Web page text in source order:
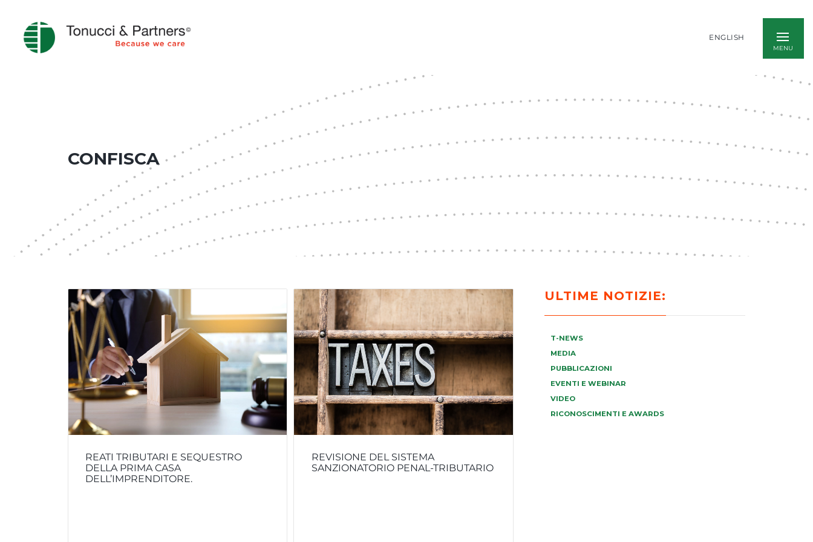
ENGLISH
CONFISCA
REATI TRIBUTARI E SEQUESTRO
DELLA PRIMA CASA
DELL’IMPRENDITORE.
REVISIONE DEL SISTEMA
SANZIONATORIO PENAL-TRIBUTARIO
ULTIME NOTIZIE:
T-NEWS
MEDIA
PUBBLICAZIONI
EVENTI E WEBINAR
VIDEO
RICONOSCIMENTI E AWARDS